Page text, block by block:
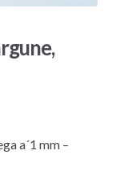
a´1 mm –